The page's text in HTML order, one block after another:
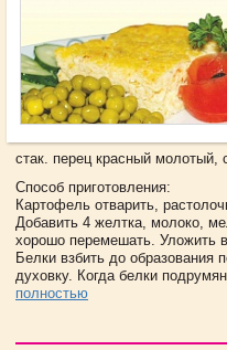
стак. перец красный молотый,
Способ приготовления:
Картофель отварить,
Добавить 4 желтка, молоко,
хорошо перемешать. Уложить
Белки взбить до образования
духовку. Когда белки
полностью